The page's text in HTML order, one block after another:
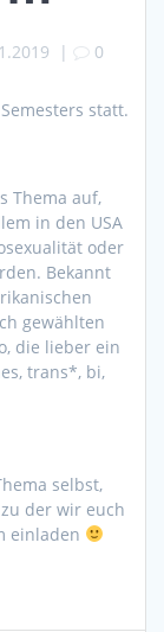
| 0
statt.
Thema auf,
in den USA
oder
Bekannt
gewählten
die lieber ein
trans*, bi,
selbst,
der wir euch
einladen